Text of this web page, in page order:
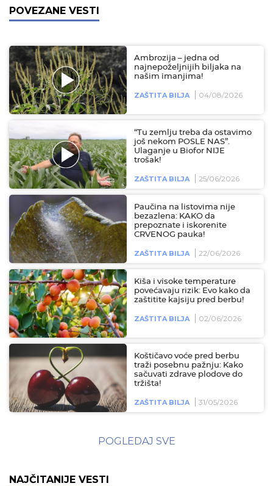
POVEZANE VESTI
Ambrozija – jedna od
najnepoželjnijih biljaka na
našim imanjima!
ZAŠTITA BILJA 04/08/2026
“Tu zemlju treba da ostavimo
još nekom POSLE NAS”.
Ulaganje u Biofor NIJE
trošak!
ZAŠTITA BILJA 25/06/2026
Paučina na listovima nije
bezazlena: KAKO da
prepoznate i iskorenite
CRVENOG pauka!
ZAŠTITA BILJA 22/06/2026
Kiša i visoke temperature
povećavaju rizik: Evo kako da
zaštitite kajsiju pred berbu!
ZAŠTITA BILJA 02/06/2026
Koštičavo voće pred berbu
traži posebnu pažnju: Kako
sačuvati zdrave plodove do
tržišta!
ZAŠTITA BILJA 31/05/2026
POGLEDAJ SVE
NAJČITANIJE VESTI